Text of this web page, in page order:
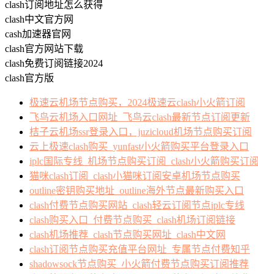
clash订阅地址怎么获得
clash中文官方网
cash加速器官网
clash官方网站下载
clash免费订阅链接2024
clash官方版
极速云机场节点购买，2024极速云clash小火箭订阅
飞鸟云机场入口网址_飞鸟云clash最新节点订阅更新
桔子云机场ssr登录入口，juzicloud机场节点购买订阅
云上极速clash购买_yunfast小火箭购买平台登录入口
iplc国际专线_机场节点购买订阅_clash小火箭购买订阅
猫咪clash订阅_clash小猫咪订阅安卓机场节点购买
outline密钥购买地址_outline海外节点最新购买入口
clash付费节点购买网站_clash轻云订阅节点iplc专线
clash购买入口_付费节点购买_clash机场订阅链接
clash机场推荐_clash节点购买网址_clash中文网
clash订阅节点购买充值平台网址_专属节点付费知乎
shadowsock节点购买_小火箭付费节点购买订阅推荐